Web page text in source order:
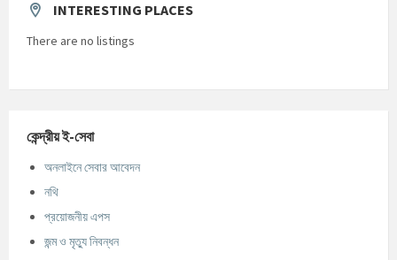
INTERESTING PLACES
There are no listings
কেন্দ্রীয় ই-সেবা
অনলাইনে সেবার আবেদন
নথি
প্রয়োজনীয় এপস
জন্ম ও মৃত্যু নিবন্ধন